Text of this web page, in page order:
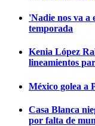
'Nadie nos va a
temporada
Kenia López
lineamientos
México golea a
Casa Blanca
por falta de